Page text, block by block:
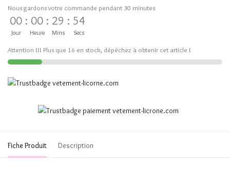
Nous gardons votre commande pendant 30 minutes
00
Jour
: 00
Heure
: 29
Mins
: 54
Secs
Attention !!! Plus que 16 en stock, dépêchez à obtenir cet article !
Fiche Produit Description